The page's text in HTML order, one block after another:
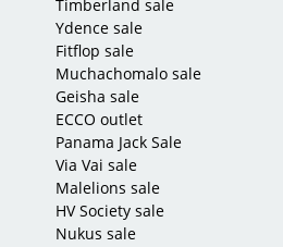
voor wanneer de Killer Heels hun naam eer
onze
sneaker sale of bekijk ons gehele aanbod
en/of breedtemaat en vind snel ons aanbod
Timberland sale
Ydence sale
Fitflop sale
Muchachomalo sale
Geisha sale
ECCO outlet
Panama Jack Sale
Via Vai sale
Malelions sale
HV Society sale
Nukus sale